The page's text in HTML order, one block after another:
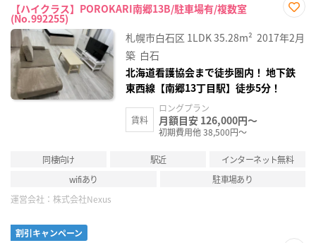
【ハイクラス】POROKARI南郷13B/駐車場有/複数室
(No.992255)
に入
り登
札幌市白石区 1LDK35.28m² 2017年2月
築 白石
北海道看護協会まで徒歩圏内！ 地下鉄
東西線【南郷13丁目駅】徒歩5分！
賃料
ロングプラン
月額目安 126,000円～
初期費用他 38,500円～
同棲向け 駅近
インターネット無料
wifiあり
駐車場あり
運営会社： 株式会社Nexus
割引キャンペーン